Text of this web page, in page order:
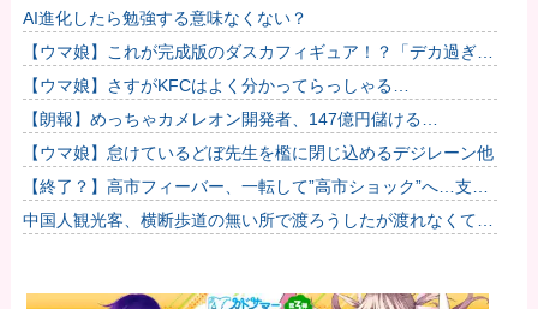
させてしまい引退に追い込まれそう
AI進化したら勉強する意味なくない？
【ウマ娘】これが完成版のダスカフィギュア！？「デカ過ぎん
だろ…」
【ウマ娘】さすがKFCはよく分かってらっしゃる…
【朗報】めっちゃカメレオン開発者、147億円儲ける
wwwWwwww他
【ウマ娘】怠けているどぼ先生を檻に閉じ込めるデジレーン他
【終了？】高市フィーバー、一転して”高市ショック”へ…支持
率も市場も急降下ｗｗｗｗｗｗｗｗ
中国人観光客、横断歩道の無い所で渡ろうしたが渡れなくて日